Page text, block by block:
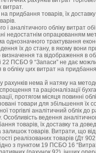
витрат.
придбання товарів, їх
аналітичного обліку витрат
недостатнім опрацюванням
однозначного трактування
їх до стану, в якому вони
та відображення в
22 ПСБО 9 “Запаси” не дає
цих витрат на придбання
рахунків нема й натяку на
та раціоналізації
протягом місяця повинні
товари для збільшення їх
торгівлі аналітичний облік
ведення
товарів, їх доставку та
товарів. Витрати, що
реалізованих товарів (Дт
з пунктом 19 ПСБО 16